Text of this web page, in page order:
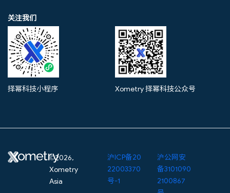
关注我们
择幂科技小程序 Xometry 择幂科技公众号
©2026,
Xometry
Asia
沪ICP备20
22003370
号-1
沪公网安
备3101090
2100867